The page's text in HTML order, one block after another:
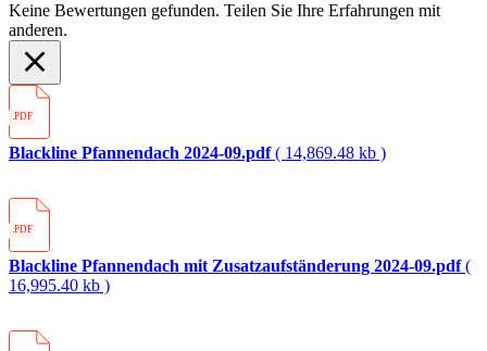
Keine Bewertungen gefunden. Teilen Sie Ihre Erfahrungen mit
anderen.
.PDF
Blackline Pfannendach 2024-09.pdf( 14,869.48 kb )
.PDF
Blackline Pfannendach mit Zusatzaufständerung 2024-09.pdf(
16,995.40 kb )